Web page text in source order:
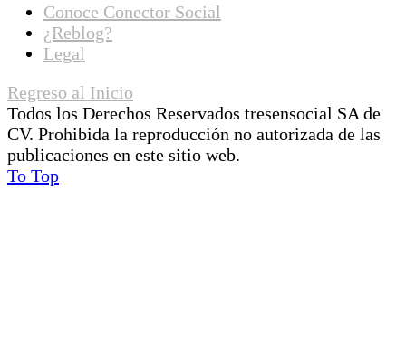
Conoce Conector Social
¿Reblog?
Legal
Regreso al Inicio
Todos los Derechos Reservados tresensocial SA de
CV. Prohibida la reproducción no autorizada de las
publicaciones en este sitio web.
To Top